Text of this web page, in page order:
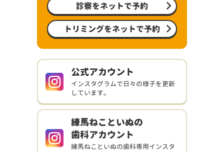
診察をネットで予約
トリミングをネットで予約
公式アカウント
インスタグラムで日々の様子を更新
しています。
練馬ねこといぬの
歯科アカウント
練馬ねこといぬの歯科専用インスタ